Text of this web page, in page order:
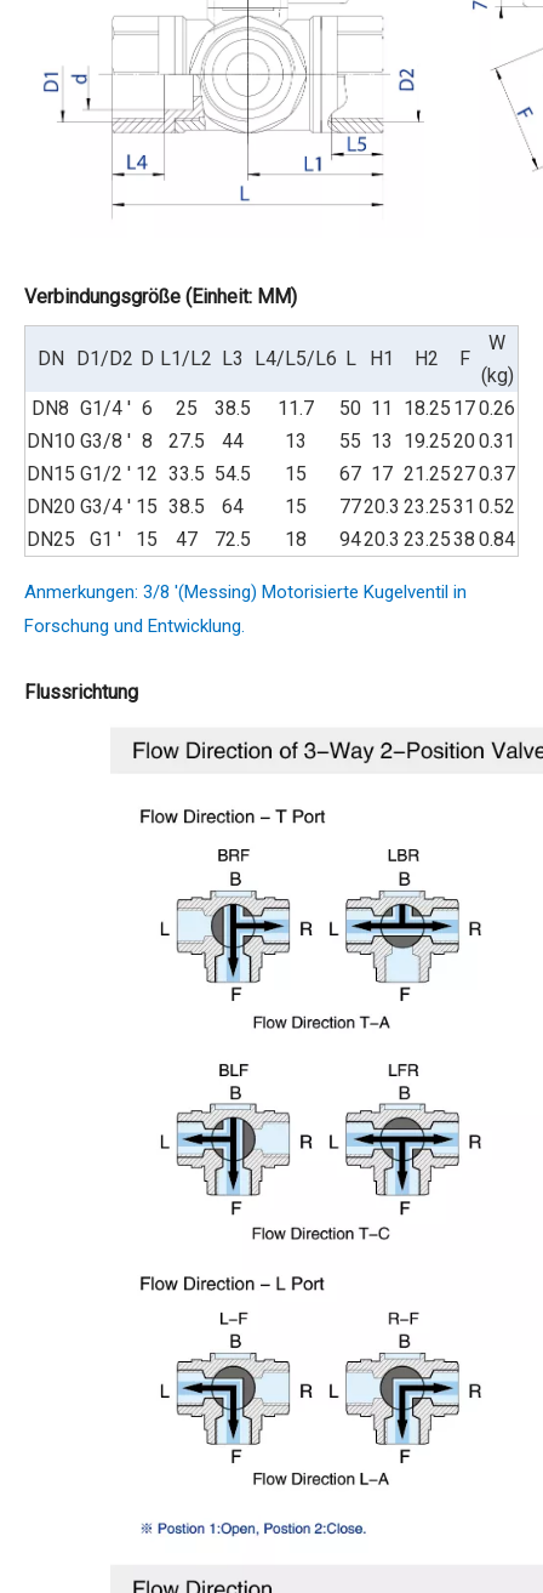
Verbindungsgröße (Einheit: MM)
DN D1/D2 D L1/L2 L3 L4/L5/L6 L H1 H2 F
W
(kg)
DN8 G1/4 ' 6 25 38.5 11.7 50 11 18.25 170.26
DN10 G3/8 ' 8 27.5 44 13 55 13 19.25200.31
DN15 G1/2 ' 12 33.5 54.5 15 67 17 21.25270.37
DN20 G3/4 ' 15 38.5 64 15 7720.3 23.2531 0.52
DN25
G1 ' 15 47 72.5 18 9420.3 23.2538 0.84
Anmerkungen: 3/8 '(Messing) Motorisierte Kugelventil in
Forschung und Entwicklung.
Flussrichtung